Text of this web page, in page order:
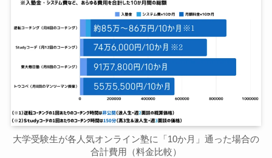
大学受験生が各人気オンライン塾に「10か月」通った場合の
合計費用（料金比較）